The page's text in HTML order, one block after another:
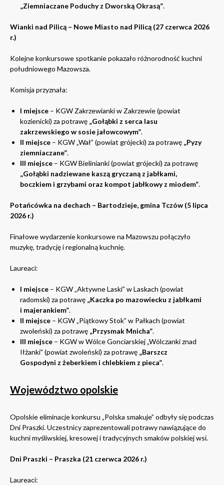
„Ziemniaczane Poduchy z Dworską Okrasą”.
Wianki nad Pilicą – Nowe Miasto nad Pilicą (27 czerwca 2026
r.)
Kolejne konkursowe spotkanie pokazało różnorodność kuchni
południowego Mazowsza.
Komisja przyznała:
I miejsce – KGW Zakrzewianki w Zakrzewie (powiat
kozienicki) za potrawę „Gołąbki z serca lasu
zakrzewskiego w sosie jałowcowym”.
II miejsce – KGW „Wał” (powiat grójecki) za potrawę „Pyzy
ziemniaczane”.
III miejsce – KGW Bielinianki (powiat grójecki) za potrawę
„Gołąbki nadziewane kaszą gryczaną z jabłkami,
boczkiem i grzybami oraz kompot jabłkowy z miodem”.
Potańcówka na dechach – Bartodzieje, gmina Tczów (5 lipca
2026 r.)
Finałowe wydarzenie konkursowe na Mazowszu połączyło
muzykę, tradycję i regionalną kuchnię.
Laureaci:
I miejsce – KGW „Aktywne Laski” w Laskach (powiat
radomski) za potrawę „Kaczka po mazowiecku z jabłkami
i majerankiem”.
II miejsce – KGW „Piątkowy Stok” w Pałkach (powiat
zwoleński) za potrawę „Przysmak Mnicha”.
III miejsce – KGW w Wólce Gonciarskiej „Wólczanki znad
Iłżanki” (powiat zwoleński) za potrawę „Barszcz
Gospodyni z żeberkiem i chlebkiem z pieca”.
Województwo opolskie
Opolskie eliminacje konkursu „Polska smakuje” odbyły się podczas
Dni Praszki. Uczestnicy zaprezentowali potrawy nawiązujące do
kuchni myśliwskiej, kresowej i tradycyjnych smaków polskiej wsi.
Dni Praszki – Praszka (21 czerwca 2026 r.)
Laureaci: